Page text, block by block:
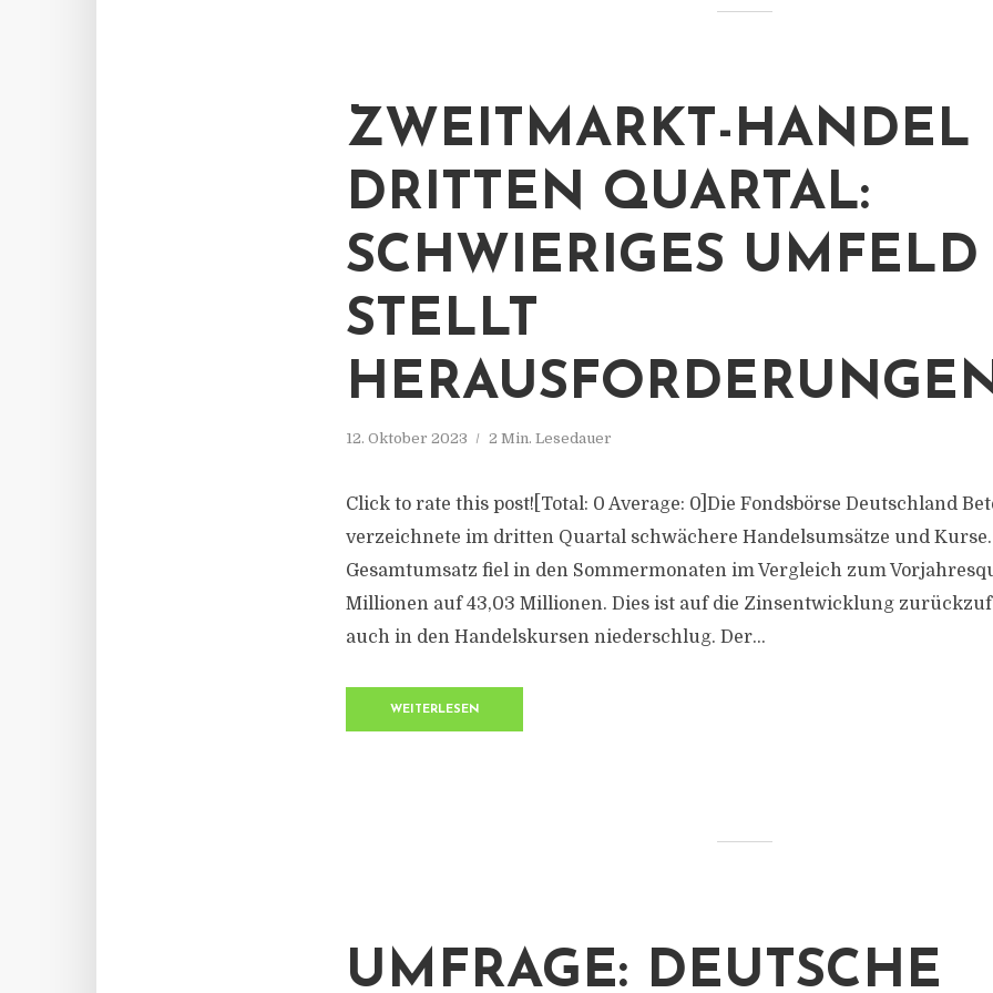
ZWEITMARKT-HANDEL
DRITTEN QUARTAL:
SCHWIERIGES UMFELD
STELLT
12. Oktober 2023 2 Min. Lesedauer
Click to rate this post![Total: 0 Average: 0]Die Fondsbörse Deutschland
verzeichnete im dritten Quartal schwächere Handelsumsätze und
Gesamtumsatz fiel in den Sommermonaten im Vergleich zum
Millionen auf 43,03 Millionen. Dies ist auf die Zinsentwicklung
auch in den Handelskursen niederschlug. Der...
WEITERLESEN
UMFRAGE: DEUTSCHE